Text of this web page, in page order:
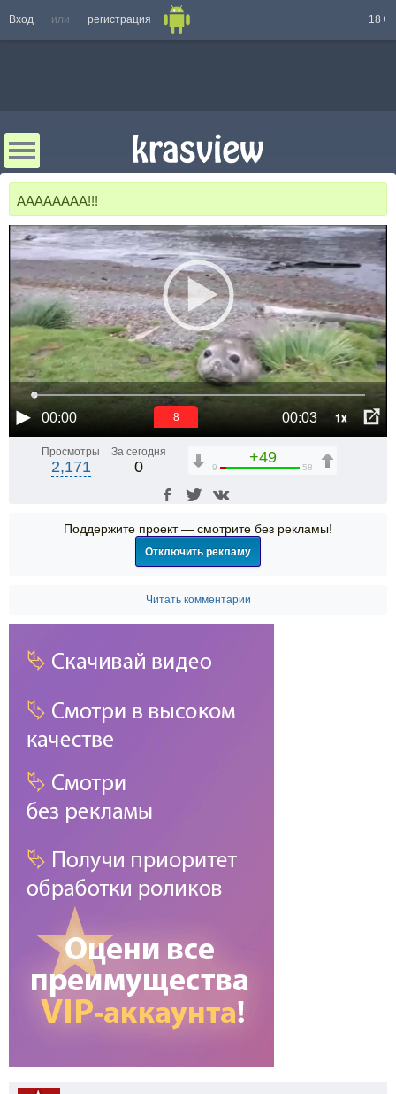
Вход или регистрация 18+
АААААААА!!!
00:00 00:03 1x
7
Просмотры
2,171
За сегодня
0
+49
9 58
Поддержите проект — смотрите без рекламы!
Отключить рекламу
Читать комментарии